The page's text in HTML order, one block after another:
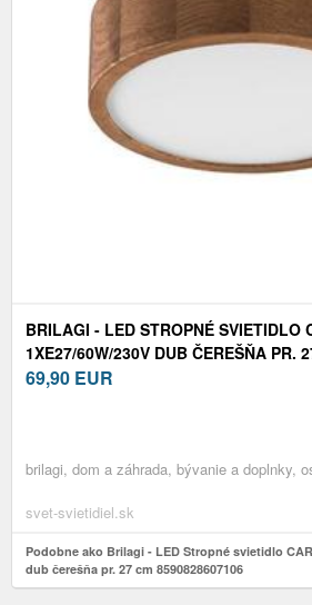
BRILAGI - LED STROPNÉ SVIETIDLO
1XE27/60W/230V DUB ČEREŠŇA PR.
69,90 EUR
brilagi, dom a záhrada, bývanie a doplnky,
svet-svietidiel.sk
Podobne ako Brilagi - LED Stropné svietidlo
dub čerešňa pr. 27 cm 8590828607106